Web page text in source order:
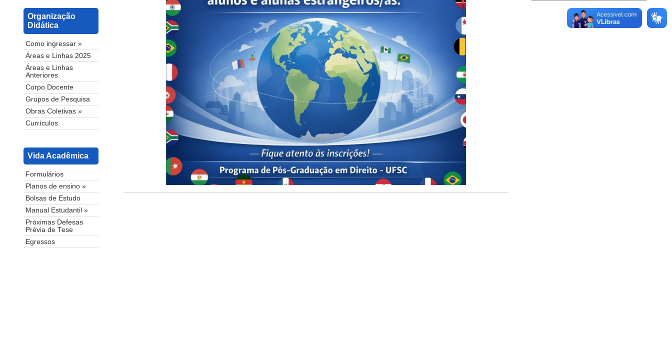
Organização
Didática
Como ingressar »
Áreas e Linhas 2025
Áreas e Linhas
Anteriores
Corpo Docente
Grupos de Pesquisa
Obras Coletivas »
Currículos
Vida Acadêmica
Formulários
Planos de ensino »
Bolsas de Estudo
Manual Estudantil »
Próximas Defesas
Prévia de Tese
Egressos